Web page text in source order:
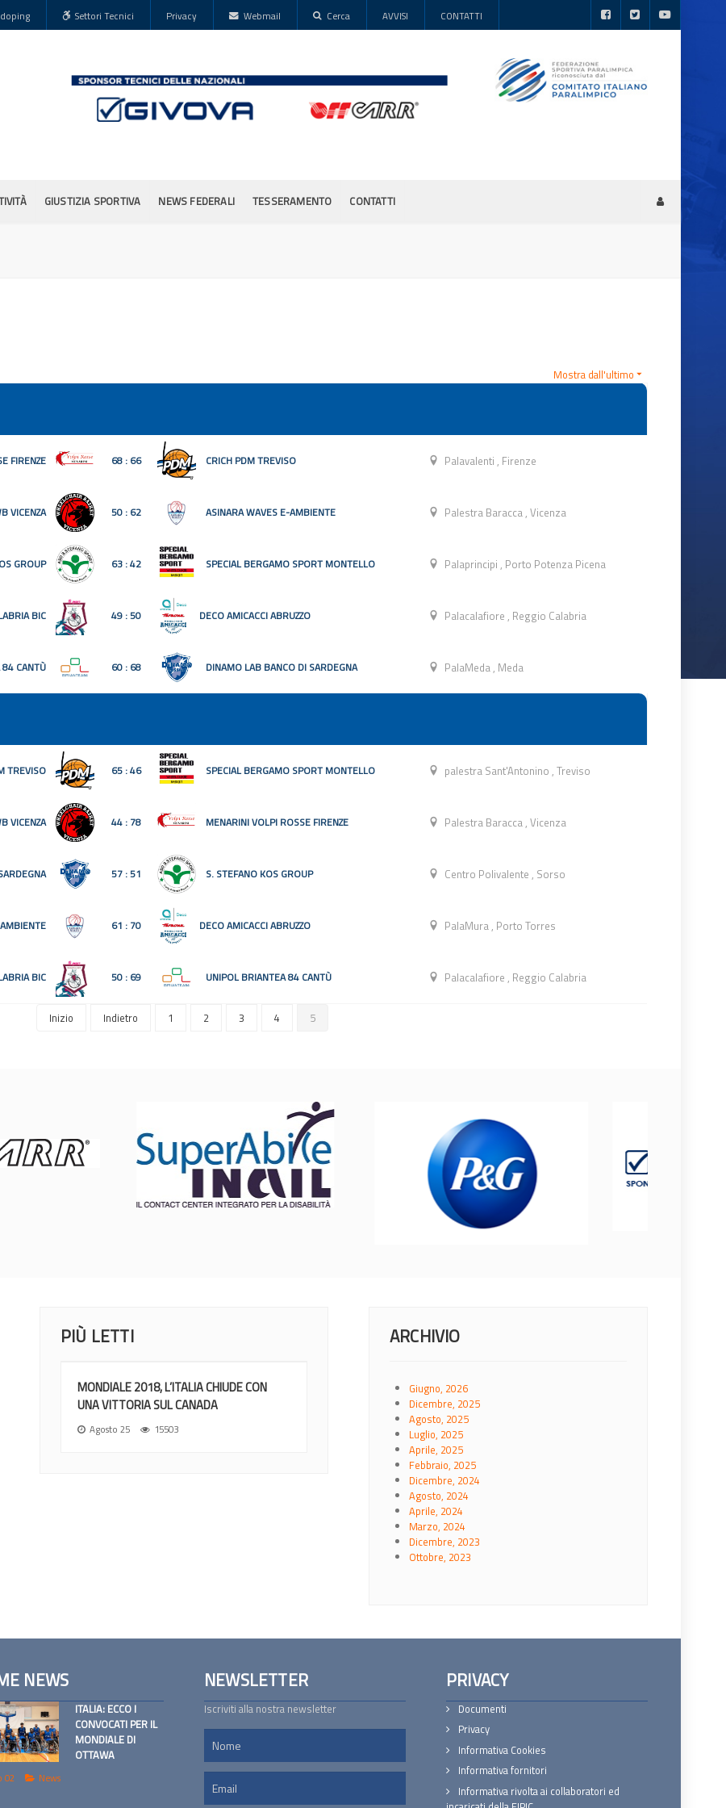
Settori Tecnici Privacy Webmail Cerca AVVISI CONTATTI
GIUSTIZIA SPORTIVA NEWS FEDERALI TESSERAMENTO CONTATTI
Mostra dall'ultimo
FIRENZE 68 : 66 CRICH PDM TREVISO Palavalenti, Firenze
VICENZA 50 : 62 ASINARA WAVES E-AMBIENTE Palestra Baracca,Vicenza
GROUP 63 : 42 SPECIAL BERGAMO SPORT MONTELLO Palaprincipi, Porto Potenza Picena
BIC 49 : 50 DECO AMICACCI ABRUZZO Palacalafiore, Reggio Calabria
CANTÙ 60 : 68 DINAMO LAB BANCO DI SARDEGNA PalaMeda, Meda
TREVISO 65 : 46 SPECIAL BERGAMO SPORT MONTELLO palestra Sant'Antonino,Treviso
VICENZA 44 : 78 MENARINI VOLPI ROSSE FIRENZE Palestra Baracca,Vicenza
57 : 51 S. STEFANO KOS GROUP Centro Polivalente, Sorso
61 : 70 DECO AMICACCI ABRUZZO PalaMura, Porto Torres
BIC 50 : 69 UNIPOL BRIANTEA 84 CANTÙ Palacalafiore, Reggio Calabria
Inizio Indietro 1 2 3 4 5
PIÙ LETTI
MONDIALE 2018, L’ITALIA CHIUDE CON
UNA VITTORIA SUL CANADA
Agosto 25 15503
ARCHIVIO
Giugno, 2026
Dicembre, 2025
Agosto, 2025
Luglio, 2025
Aprile, 2025
Febbraio, 2025
Dicembre, 2024
Agosto, 2024
Aprile, 2024
Marzo, 2024
Dicembre, 2023
Ottobre, 2023
NEWS
ITALIA: ECCO I
CONVOCATI PER IL
MONDIALE DI
OTTAWA
02 News
NEWSLETTER
Iscriviti alla nostra newsletter
PRIVACY
Documenti
Privacy
Informativa Cookies
Informativa fornitori
Informativa rivolta ai collaboratori ed